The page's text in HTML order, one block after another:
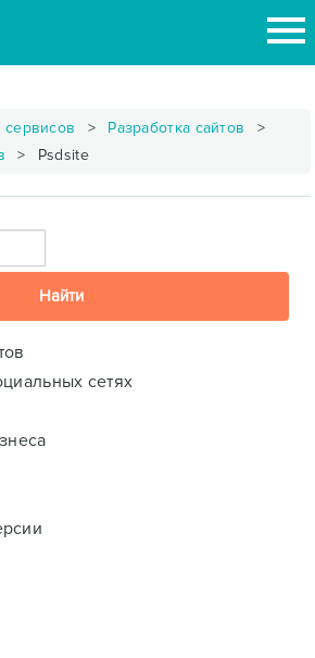
сервисов
Разработка сайтов
Psdsite
сетях